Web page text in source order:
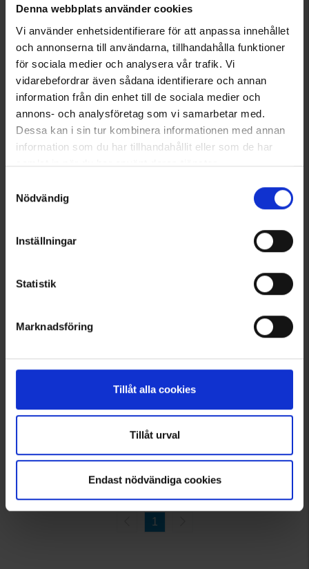
Denna webbplats använder cookies
Vi använder enhetsidentifierare för att anpassa innehållet
och annonserna till användarna, tillhandahålla funktioner
för sociala medier och analysera vår trafik. Vi
vidarebefordrar även sådana identifierare och annan
information från din enhet till de sociala medier och
annons- och analysföretag som vi samarbetar med.
Dessa kan i sin tur kombinera informationen med annan
information som du har tillhandahållit eller som de har
samlat in när du har använt deras tjänster.
Nödvändig
Inställningar
Statistik
Marknadsföring
Tillåt alla cookies
Tillåt urval
Endast nödvändiga cookies
Cervinia Naisten Pitkät alushousut Merinovilla
1439
59 €
6353
14,95 €
Norberg Naisten Pitkät alushousut
14,95 €
Tuotteet 1–7 kaikkiaan 7:sta
1